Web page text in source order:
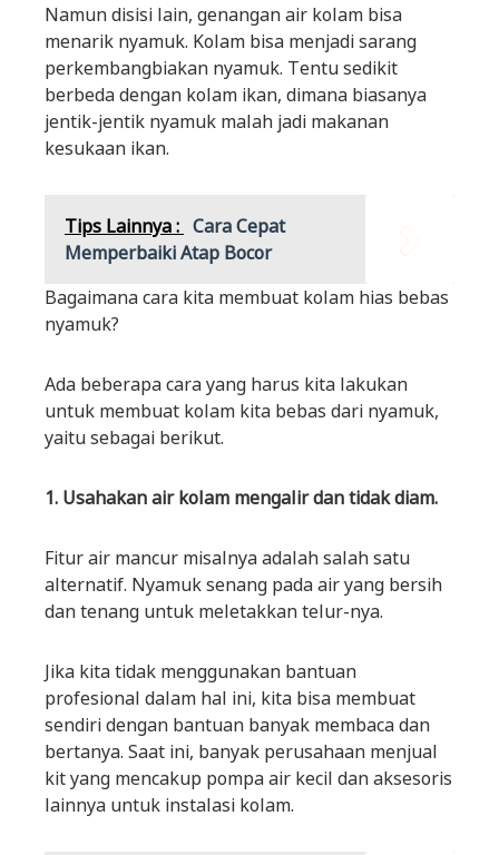
Namun disisi lain, genangan air kolam bisa
menarik nyamuk. Kolam bisa menjadi sarang
perkembangbiakan nyamuk. Tentu sedikit
berbeda dengan kolam ikan, dimana biasanya
jentik-jentik nyamuk malah jadi makanan
kesukaan ikan.
Tips Lainnya : Cara Cepat
Memperbaiki Atap Bocor
Bagaimana cara kita membuat kolam hias bebas
nyamuk?
Ada beberapa cara yang harus kita lakukan
untuk membuat kolam kita bebas dari nyamuk,
yaitu sebagai berikut.
1. Usahakan air kolam mengalir dan tidak diam.
Fitur air mancur misalnya adalah salah satu
alternatif. Nyamuk senang pada air yang bersih
dan tenang untuk meletakkan telur-nya.
Jika kita tidak menggunakan bantuan
profesional dalam hal ini, kita bisa membuat
sendiri dengan bantuan banyak membaca dan
bertanya. Saat ini, banyak perusahaan menjual
kit yang mencakup pompa air kecil dan aksesoris
lainnya untuk instalasi kolam.